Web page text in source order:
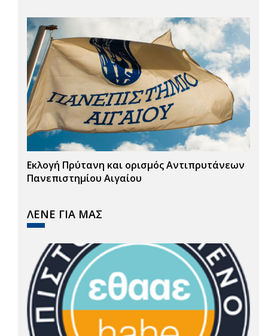
Εκλογή Πρύτανη και ορισμός Αντιπρυτάνεων
Πανεπιστημίου Αιγαίου
ΛΕΝΕ ΓΙΑ ΜΑΣ